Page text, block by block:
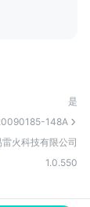
都会虚心接
是
148A
火科技有限公司
1.0.550